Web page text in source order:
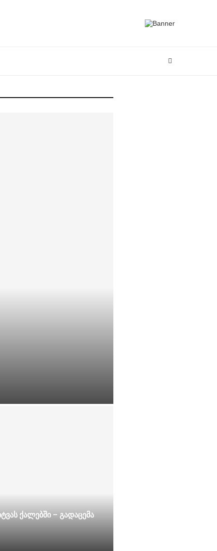
ქალებში – გადაცემა